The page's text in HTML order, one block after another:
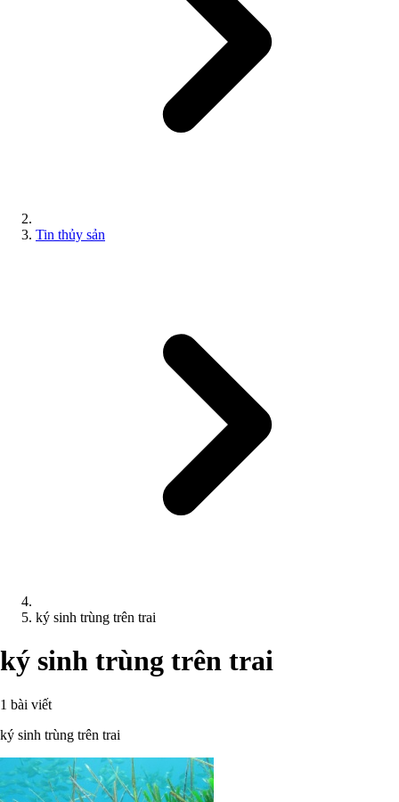
Tin thủy sản
ký sinh trùng trên trai
ký sinh trùng trên trai
1 bài viết
ký sinh trùng trên trai